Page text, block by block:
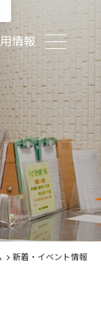
情報
新着・イベント情報